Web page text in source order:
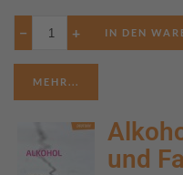
− +
MEHR...
und